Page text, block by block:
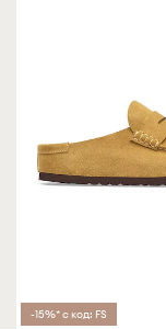
-15%* с код: FS